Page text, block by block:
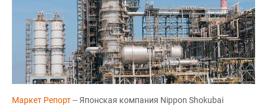
Маркет Репорт-- Японская компания Nippon Shokubai